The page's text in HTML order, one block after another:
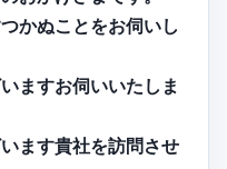
かぬことをお伺いし
ますお伺いいたしま
ます貴社を訪問させ